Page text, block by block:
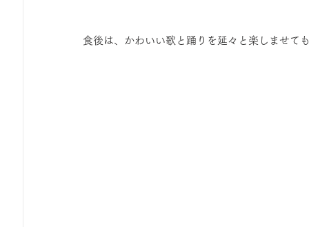
食後は、かわいい歌と踊りを延々と楽しませて